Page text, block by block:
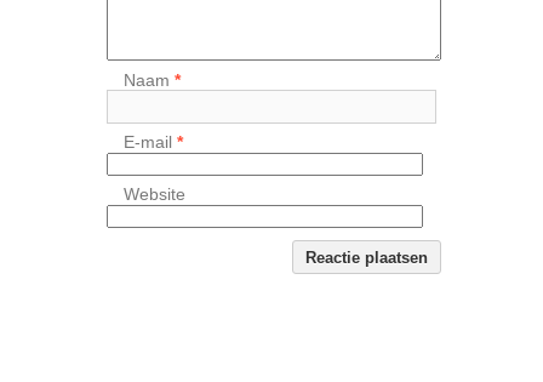
Naam*
E-mail*
Website